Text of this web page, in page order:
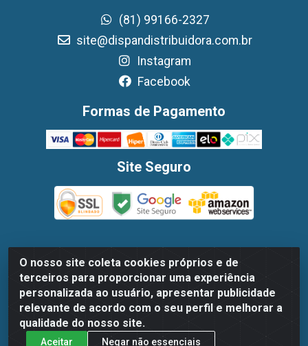
O nosso site coleta cookies próprios e de
terceiros para proporcionar uma experiência
personalizada ao usuário, apresentar publicidade
relevante de acordo com o seu perfil e melhorar a
qualidade do nosso site.
Aceitar Negar não essenciais
(81) 99166-2327
site@dispandistribuidora.com.br
Instagram
Facebook
Formas de Pagamento
Site Seguro
Dispan Distribuidora de Alimentos LTDA - Avenida Marechal
Mascarenhas De Moraes, 1048- Imbiribeira, Recife/PE - CEP
51.170-000 - CNPJ 30.779.584/0003-78